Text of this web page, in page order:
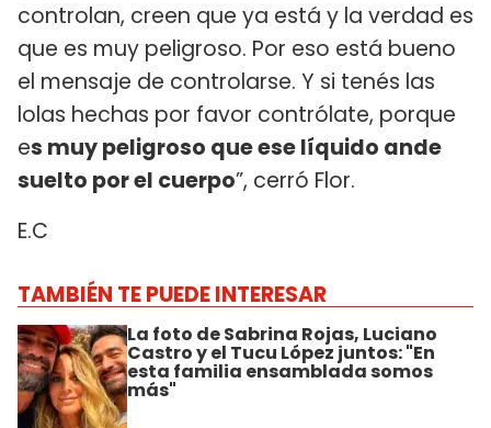
controlan, creen que ya está y la verdad es
que es muy peligroso. Por eso está bueno
el mensaje de controlarse. Y si tenés las
lolas hechas por favor contrólate, porque
es muy peligroso que ese líquido ande
suelto por el cuerpo”, cerró Flor.
E.C
TAMBIÉN TE PUEDE INTERESAR
La foto de Sabrina Rojas, Luciano
Castro y el Tucu López juntos: "En
esta familia ensamblada somos
más"